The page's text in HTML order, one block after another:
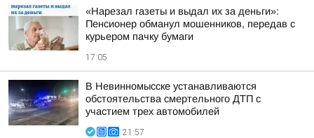
«Нарезал газеты и выдал их за деньги»:
Пенсионер обманул мошенников, передав с
курьером пачку бумаги
17:05
В Невинномысске устанавливаются
обстоятельства смертельного ДТП с
участием трех автомобилей
21:57